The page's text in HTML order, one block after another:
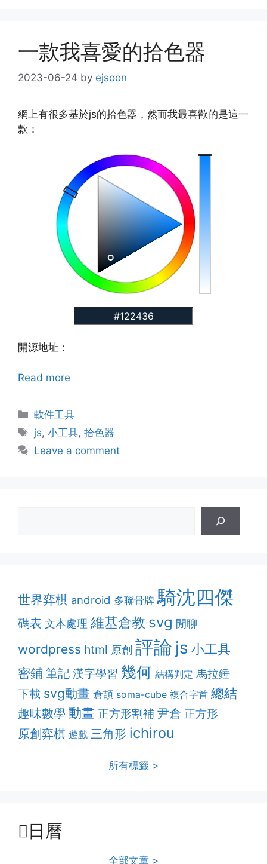
一款我喜愛的拾色器
2023-06-24 by ejsoon
網上有很多基於js的拾色器，然而我最喜歡的是這一
款：
開源地址：
Read more
Categories
軟件工具
Tags
js,小工具,拾色器
Leave a comment
世界弈棋 android 多聯骨牌 騎沈四傑
碼表 文本處理 維基倉教 svg 閒聊
wordpress html 原創 評論 js 小工具
密鋪 筆記 漢字學習 幾何 結構判定 馬拉錘
下載 svg動畫 倉頡 soma-cube 複合字首 總結
趣味數學 動畫 正方形割補 尹倉 正方形
原創弈棋 遊戲 三角形 ichirou
所有標籤 >
日曆
全部文章 >